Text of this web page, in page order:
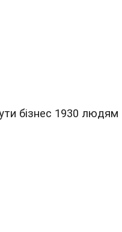
бізнес 1930 людям